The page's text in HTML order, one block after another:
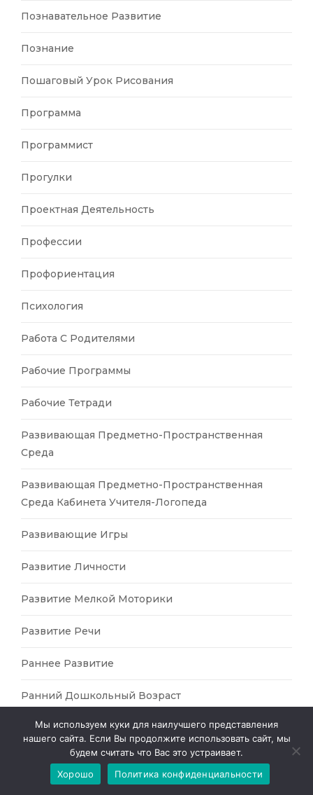
Познавательное Развитие
Познание
Пошаговый Урок Рисования
Программа
Программист
Прогулки
Проектная Деятельность
Профессии
Профориентация
Психология
Работа С Родителями
Рабочие Программы
Рабочие Тетради
Развивающая Предметно-Пространственная
Среда
Развивающая Предметно-Пространственная
Среда Кабинета Учителя-Логопеда
Развивающие Игры
Развитие Личности
Развитие Мелкой Моторики
Развитие Речи
Раннее Развитие
Ранний Дошкольный Возраст
Реабилитация Школьников
Речевое Развитие
Мы используем куки для наилучшего представления
нашего сайта. Если Вы продолжите использовать сайт, мы
будем считать что Вас это устраивает.
Хорошо
Политика конфиденциальности